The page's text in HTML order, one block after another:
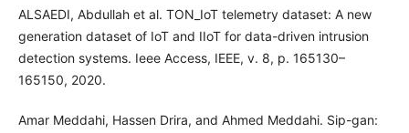
ALSAEDI, Abdullah et al. TON_IoT telemetry dataset: A new
generation dataset of IoT and IIoT for data-driven intrusion
detection systems. Ieee Access, IEEE, v. 8, p. 165130–
165150, 2020.
Amar Meddahi, Hassen Drira, and Ahmed Meddahi. Sip-gan: